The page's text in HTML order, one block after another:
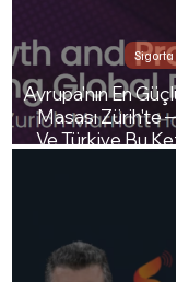
Avrupa'nın En Güçlü
Masası Zürih'te —
Ve Türkiye Bu Kez
Sigorta